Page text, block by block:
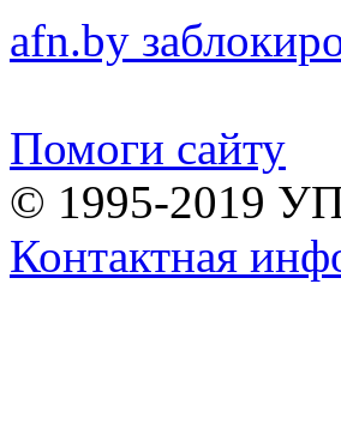
afn.by
Помоги сайту
© 1995-2019
Контактная